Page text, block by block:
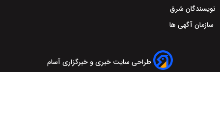
نویسندگان شرق
سازمان آگهی ها
طراحی سایت خبری و خبرگزاری آسام